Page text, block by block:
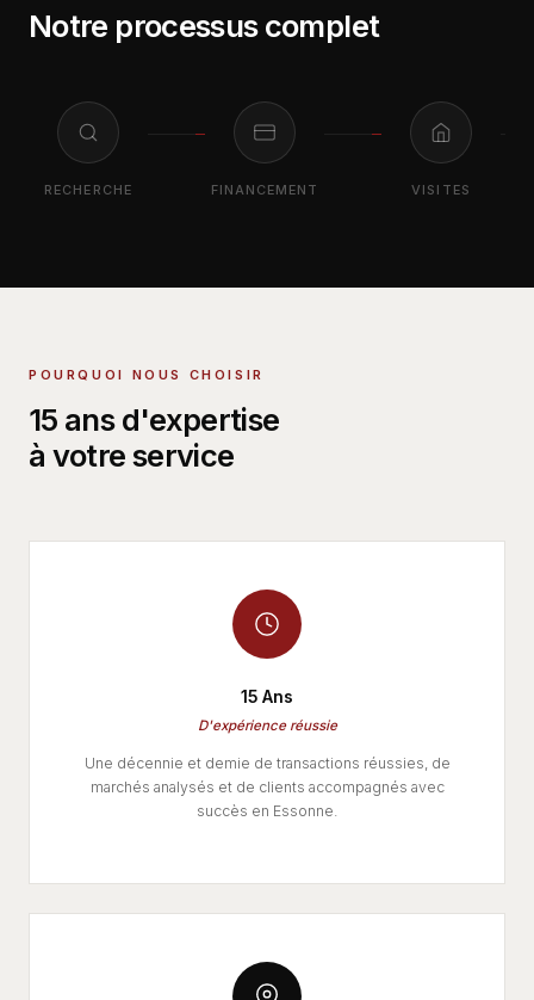
Notre processus complet
RECHERCHE FINANCEMENT VISITES
POURQUOI NOUS CHOISIR
15 ans d'expertise
à votre service
15 Ans
D'expérience réussie
Une décennie et demie de transactions réussies, de
marchés analysés et de clients accompagnés avec
succès en Essonne.